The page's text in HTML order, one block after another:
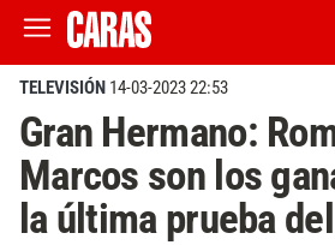
TELEVISIÓN 14-03-2023 22:53
Gran Hermano:
Marcos son los
la última prueba